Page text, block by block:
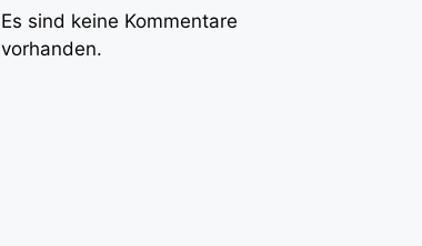
Es sind keine Kommentare
vorhanden.